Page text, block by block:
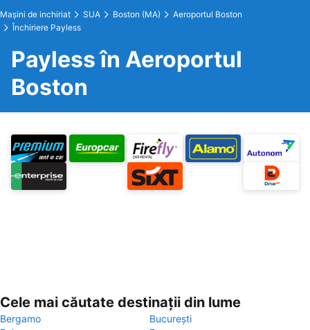
Maşini de inchiriat SUA Boston (MA)
Aeroportul Boston
Închiriere Payless
Payless în Aeroportul
Boston
Cele mai căutate destinații din lume
Bergamo
București